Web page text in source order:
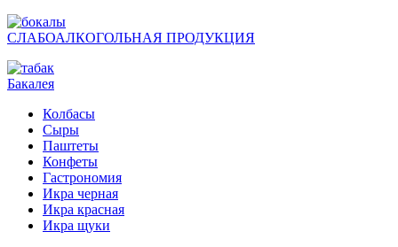
СЛАБОАЛКОГОЛЬНАЯ ПРОДУКЦИЯ
Бакалея
Колбасы
Сыры
Паштеты
Конфеты
Гастрономия
Икра черная
Икра красная
Икра щуки